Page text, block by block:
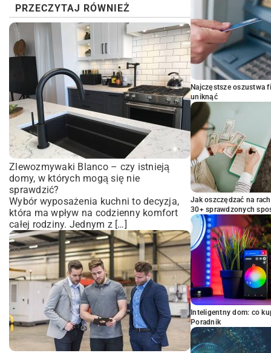
PRZECZYTAJ RÓWNIEŻ
Zlewozmywaki Blanco – czy istnieją
domy, w których mogą się nie
sprawdzić?
Wybór wyposażenia kuchni to decyzja,
która ma wpływ na codzienny komfort
całej rodziny. Jednym z […]
Najczęstsze oszustwa
uniknąć
Jak oszczędzać na
30+ sprawdzonych
Inteligentny dom: co
Poradnik